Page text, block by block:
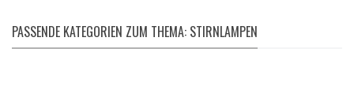
PASSENDE KATEGORIEN ZUM THEMA: STIRNLAMPEN